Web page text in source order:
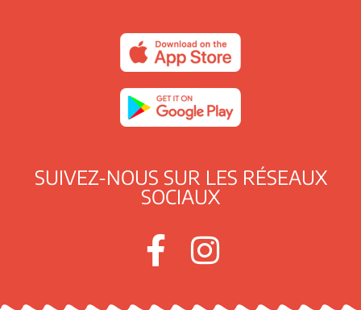
SUIVEZ-NOUS SUR LES RÉSEAUX
SOCIAUX